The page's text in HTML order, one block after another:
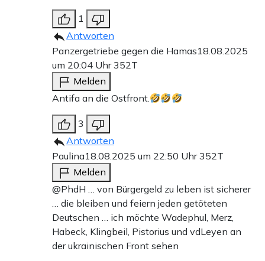
1
Antworten
Panzergetriebe gegen die Hamas18.08.2025
um 20:04 Uhr352T
Melden
Antifa an die Ostfront.
3
Antworten
Paulina18.08.2025 um 22:50 Uhr352T
Melden
@PhdH … von Bürgergeld zu leben ist sicherer
… die bleiben und feiern jeden getöteten
Deutschen … ich möchte Wadephul, Merz,
Habeck, Klingbeil, Pistorius und vdLeyen an
der ukrainischen Front sehen